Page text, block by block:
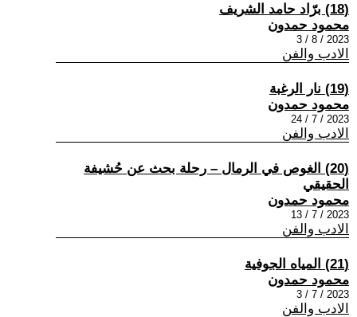
(18) برّاد حامد الشريف
محمود حمدون
2023 / 8 / 3
الادب والفن
(19) نار الرغبة
محمود حمدون
2023 / 7 / 24
الادب والفن
(20) الغوص في الرمال – رحلة بحث عن حُشيفة
الحقيقي
محمود حمدون
2023 / 7 / 13
الادب والفن
(21) المياه الجوفية
محمود حمدون
2023 / 7 / 3
الادب والفن